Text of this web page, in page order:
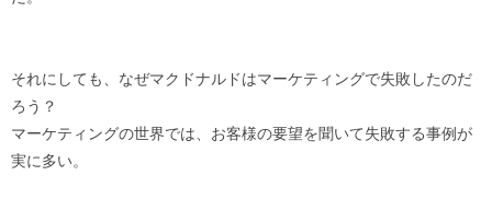
それにしても、なぜマクドナルドはマーケティングで失敗したのだ
ろう？
マーケティングの世界では、お客様の要望を聞いて失敗する事例が
実に多い。